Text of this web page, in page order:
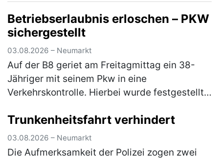
Betriebserlaubnis erloschen – PKW
sichergestellt
03.08.2026 – Neumarkt
Auf der B8 geriet am Freitagmittag ein 38-
Jähriger mit seinem Pkw in eine
Verkehrskontrolle. Hierbei wurde festgestellt,
vorgenommen hatte, die zum Erlöschen d…
(mehr)
Trunkenheitsfahrt verhindert
03.08.2026 – Neumarkt
Die Aufmerksamkeit der Polizei zogen zwei